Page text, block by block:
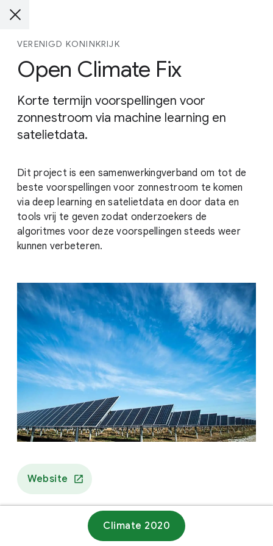
VERENIGD KONINKRIJK
Open Climate Fix
Korte termijn voorspellingen voor
zonnestroom via machine learning en
satelietdata.
Dit project is een samenwerkingverband om tot de
beste voorspellingen voor zonnestroom te komen
via deep learning en satelietdata en door data en
tools vrij te geven zodat onderzoekers de
algoritmes voor deze voorspellingen steeds weer
kunnen verbeteren.
Website
Climate 2020